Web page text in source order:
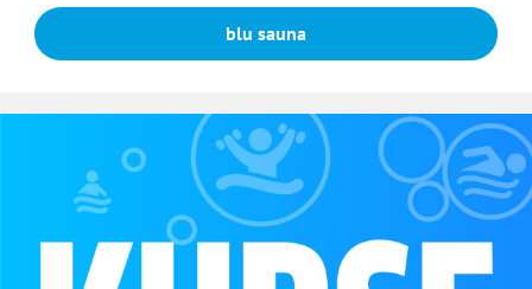
blu sauna